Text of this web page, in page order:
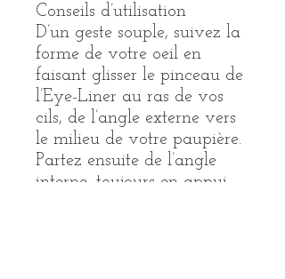
Conseils d’utilisation
D’un geste souple, suivez la
forme de votre oeil en
faisant glisser le pinceau de
l’Eye-Liner au ras de vos
cils, de l’angle externe vers
le milieu de votre paupière.
Partez ensuite de l’angle
interne, toujours en appui